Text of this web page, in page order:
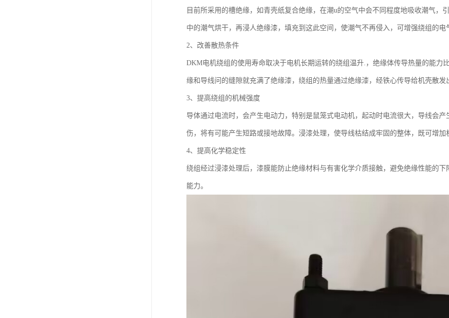
目前所采用的槽绝缘，如青壳纸复合绝缘，在潮u的空气中会不同程度地吸收潮气，
中的潮气烘干，再浸人绝缘漆，填充到这此空间，使潮气不再侵入，可增强绕组的
2、改善散热条件
DKM电机绕组的使用寿命取决于电机长期运转的绕组温升.，绝缘体传导热量的能力
缘和导线问的缝隙就充满了绝缘漆，绕组的热量通过绝缘漆，经铁心传导给机壳散
3、提高绕组的机械强度
导体通过电流时，会产生电动力，特别是鼠笼式电动机，起动时电流很大，导线会
伤，将有可能产生短路或接地故障。浸漆处理，使导线枯结成牢固的整体，既可增
4、提高化学稳定性
绕组经过浸漆处理后，漆膜能防止绝缘材料与有害化学介质接触，避免绝缘性能的
能力。